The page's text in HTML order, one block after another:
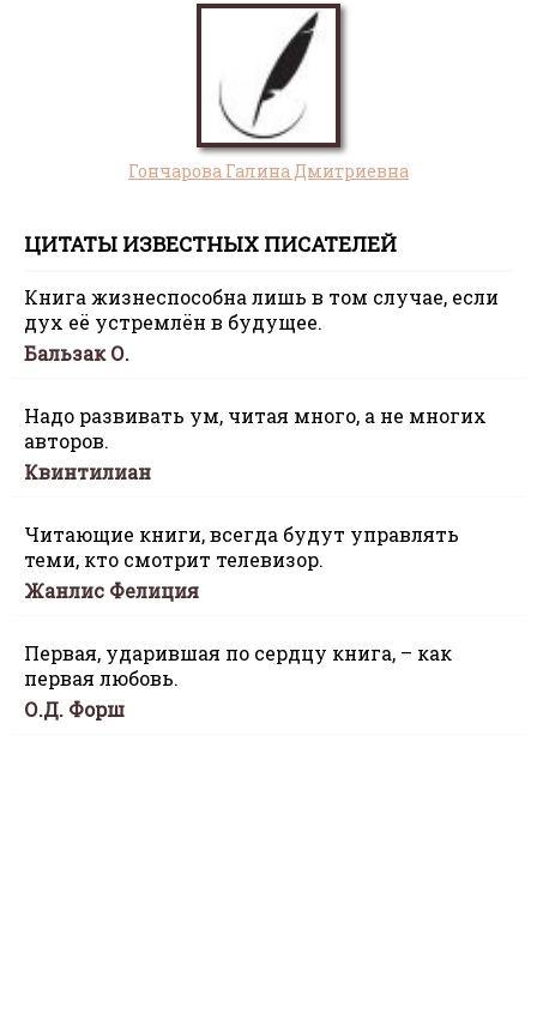
Гончарова Галина Дмитриевна
ЦИТАТЫ ИЗВЕСТНЫХ ПИСАТЕЛЕЙ
Книга жизнеспособна лишь в том случае, если
дух её устремлён в будущее.
Бальзак О.
Надо развивать ум, читая много, а не многих
авторов.
Квинтилиан
Читающие книги, всегда будут управлять
теми, кто смотрит телевизор.
Жанлис Фелиция
Первая, ударившая по сердцу книга, – как
первая любовь.
О.Д. Форш